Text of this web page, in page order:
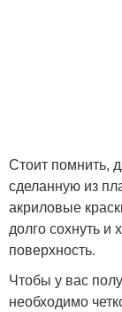
Стоит помнить,
сделанную из
акриловые
долго сохнуть
поверхность.
Чтобы у вас
необходимо